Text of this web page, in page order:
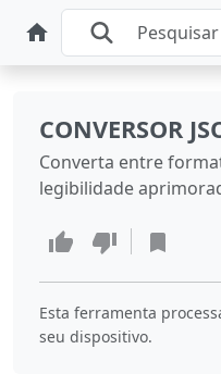
CONVERSOR
Converta entre
legibilidade
Esta ferramenta
seu dispositivo.